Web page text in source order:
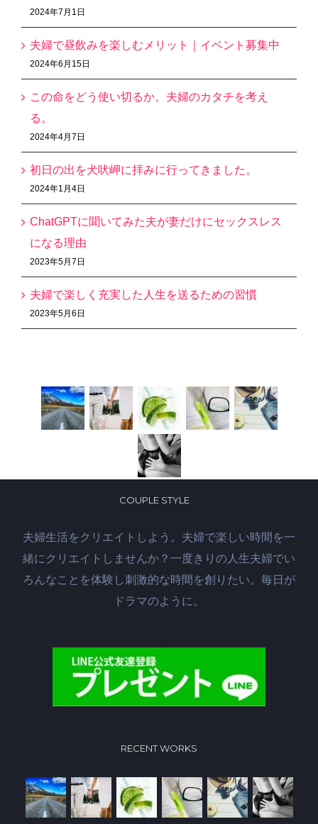
2024年7月1日
夫婦で昼飲みを楽しむメリット｜イベント募集中
2024年6月15日
この命をどう使い切るか。夫婦のカタチを考え
る。
2024年4月7日
初日の出を犬吠岬に拝みに行ってきました。
2024年1月4日
ChatGPTに聞いてみた夫が妻だけにセックスレス
になる理由
2023年5月7日
夫婦で楽しく充実した人生を送るための習慣
2023年5月6日
COUPLE STYLE
夫婦生活をクリエイトしよう。夫婦で楽しい時間を一
緒にクリエイトしませんか？一度きりの人生夫婦でい
ろんなことを体験し刺激的な時間を創りたい。毎日が
ドラマのように。
RECENT WORKS